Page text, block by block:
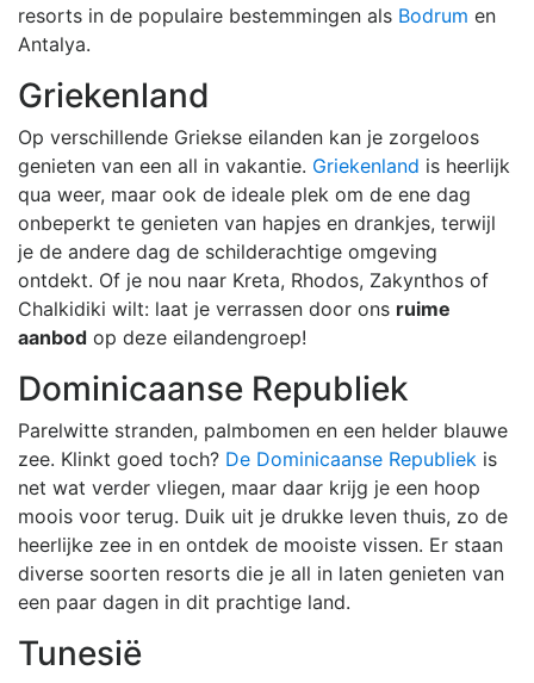
resorts in de populaire bestemmingen als Bodrum en
Antalya.
Griekenland
Op verschillende Griekse eilanden kan je zorgeloos
genieten van een all in vakantie. Griekenland is heerlijk
qua weer, maar ook de ideale plek om de ene dag
onbeperkt te genieten van hapjes en drankjes, terwijl
je de andere dag de schilderachtige omgeving
ontdekt. Of je nou naar Kreta, Rhodos, Zakynthos of
Chalkidiki wilt: laat je verrassen door ons ruime
aanbod op deze eilandengroep!
Dominicaanse Republiek
Parelwitte stranden, palmbomen en een helder blauwe
zee. Klinkt goed toch? De Dominicaanse Republiek is
net wat verder vliegen, maar daar krijg je een hoop
moois voor terug. Duik uit je drukke leven thuis, zo de
heerlijke zee in en ontdek de mooiste vissen. Er staan
diverse soorten resorts die je all in laten genieten van
een paar dagen in dit prachtige land.
Tunesië